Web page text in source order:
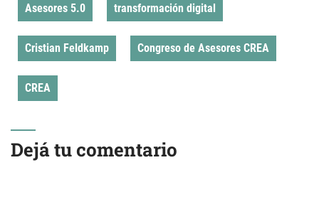
Asesores 5.0 transformación digital
Cristian Feldkamp Congreso de Asesores CREA
CREA
Dejá tu comentario